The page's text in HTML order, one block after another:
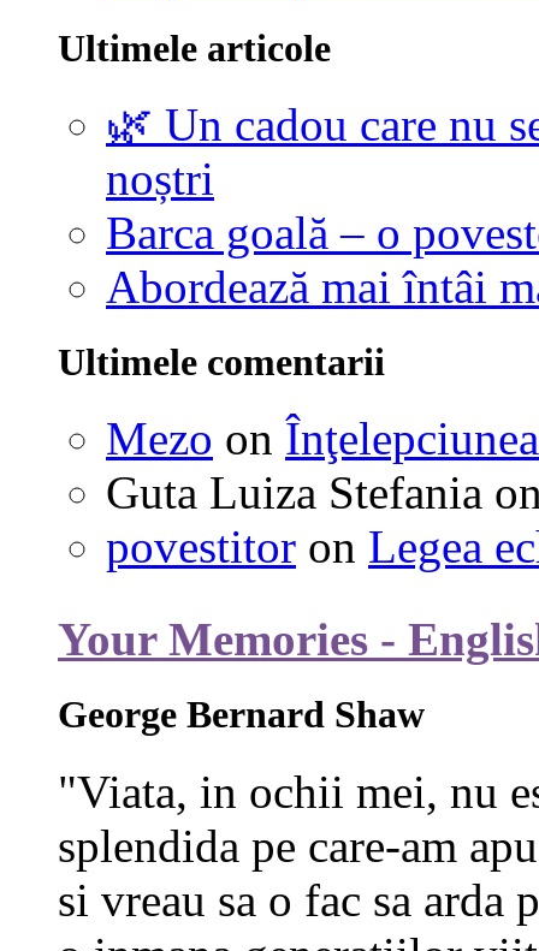
Ultimele articole
🌿 Un cadou care nu
noștri
Barca goală – o
Abordează mai întâi
Ultimele comentarii
Mezo on Înţelepciunea
Guta Luiza Stefania
povestitor on Legea
Your Memories -
George Bernard Shaw
"Viata, in ochii mei, nu
splendida pe care-am
si vreau sa o fac sa